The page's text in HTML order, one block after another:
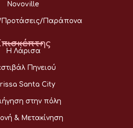
Novoville
Προτάσεις/Παράπονα
Η Λάρισα
Πηνειού
Santa City
στην πόλη
& Μετακίνηση